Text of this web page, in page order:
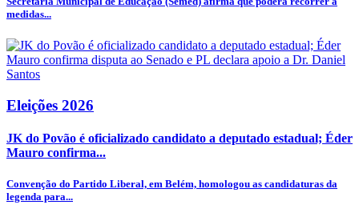
medidas...
Eleições 2026
JK do Povão é oficializado candidato a deputado estadual; Éder
Mauro confirma...
Convenção do Partido Liberal, em Belém, homologou as candidaturas da
legenda para...